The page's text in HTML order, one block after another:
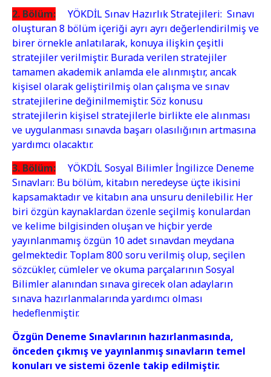
deyneytmey
boynuystu
veyreyn
siyteyleyr
deyneytmey
boynuystu
veyreyn
siyteyleyr
deyneytmey
boynuystu
veyreyn
siyteyleyr
deyneytmey
boynuystu
veyreyn
siyteyleyr
deyneytmey
boynuystu
veyreyn
siyteyleyr
deyneytmey
boynuystu
siyteyleyr
deyneytmey
boynuystu
2. Bölüm:
YÖKDİL Sınav Hazırlık Stratejileri: Sınavı
oluşturan 8 bölüm içeriği ayrı ayrı değerlendirilmiş ve
birer örnekle anlatılarak, konuya ilişkin çeşitli
stratejiler verilmiştir. Burada verilen stratejiler
tamamen akademik anlamda ele alınmıştır, ancak
kişisel olarak geliştirilmiş olan çalışma ve sınav
stratejilerine değinilmemiştir. Söz konusu
stratejilerin kişisel stratejilerle birlikte ele alınması
ve uygulanması sınavda başarı olasılığının artmasına
yardımcı olacaktır.
3. Bölüm:
YÖKDİL Sosyal Bilimler İngilizce Deneme
Sınavları: Bu bölüm, kitabın neredeyse üçte ikisini
kapsamaktadır ve kitabın ana unsuru denilebilir. Her
biri özgün kaynaklardan özenle seçilmiş konulardan
ve kelime bilgisinden oluşan ve hiçbir yerde
yayınlanmamış özgün 10 adet sınavdan meydana
gelmektedir. Toplam 800 soru verilmiş olup, seçilen
sözcükler, cümleler ve okuma parçalarının Sosyal
Bilimler alanından sınava girecek olan adayların
sınava hazırlanmalarında yardımcı olması
hedeflenmiştir.
Özgün Deneme Sınavlarının hazırlanmasında,
önceden çıkmış ve yayınlanmış sınavların temel
konuları ve sistemi özenle takip edilmiştir.